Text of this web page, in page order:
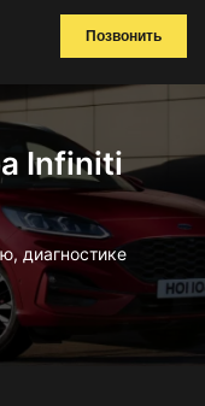
Позвонить
Infiniti
диагностике